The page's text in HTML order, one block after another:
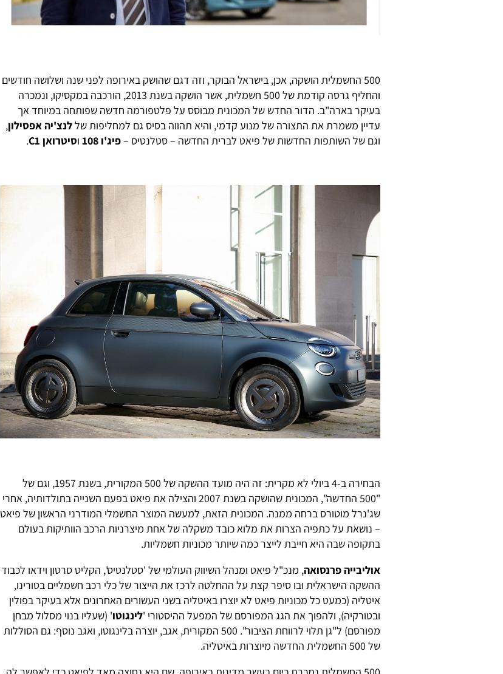
500 החשמלית הושקה, אכן, בישראל הבוקר, וזה דגם שהושק באירופה לפני שנה ושלושה חודשים
והחליף גרסה קודמת של 500 חשמלית, אשר הושקה בשנת 2013, הורכבה במקסיקו, ונמכרה
בעיקר בארה"ב. הדור החדש של המכונית מבוסס על פלטפורמה חדשה שפותחה במיוחד אך
עדיין משמרת את התצורה של מנוע קדמי, והיא תהווה בסיס גם למחליפות שללנצ'יה אפסילון,
וגם של השותפות החדשות של פיאט לברית החדשה – סטלנטיס –פיג'ו 108 וסיטרואן C1 .
הבחירה ב-4 ביולי לא מקרית: זה היה מועד ההשקה של 500 המקורית, בשנת 1957, וגם של
"500 החדשה", המכונית שהושקה בשנת 2007 והצילה את פיאט בפעם השנייה בתולדותיה, אחרי
שג'נרל מוטורס ברחה ממנה. המכונית הזאת, למעשה המוצר החשמלי המודרני הראשון של פיאט
– נושאת על כתפיה הצרות את מלוא כובד משקלה של אחת מיצרניות הרכב הוותיקות בעולם
בתקופה שבה היא חייבת לייצר כמה שיותר מכוניות חשמליות.
אוליבייה פרנסואה, מנכ"ל פיאט ומנהל השיווק העולמי של 'סטלנטיס', הקליט סרטון וידאו לכבוד
ההשקה הישראלית ובו סיפר קצת על ההחלטה לרכז את הייצור של כלי רכב חשמליים בטורינו,
איטליה (כמעט כל מכוניות פיאט לא יוצרו באיטליה בשני העשורים האחרונים אלא בעיקר בפולין
ובטורקיה), ולהפוך את הגג המפורסם של המפעל ההיסטורי 'לינגוטו' (שעליו בנוי מסלול מבחן
מפורסם) ל"גן תלוי לרווחת הציבור". 500 המקורית, אגב, יוצרה בלינגוטו, ואגב נוסף: גם הסוללות
של 500 החשמלית החדשה מיוצרות באיטליה.